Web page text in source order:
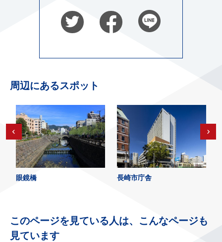
周辺にあるスポット
眼鏡橋 長崎市庁舎
このページを見ている人は、こんなページも
見ています